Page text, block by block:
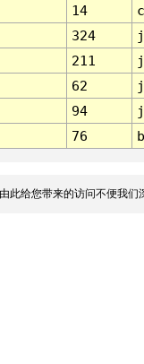
14
324
211
62
94
76
此给您带来的访问不便我们